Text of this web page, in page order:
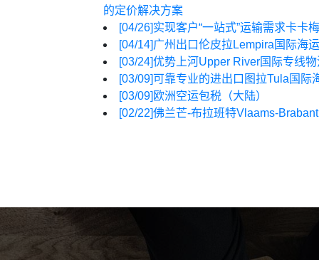
的定价解决方案
[04/26]实现客户“一站式”运输需求卡卡
[04/14]广州出口伦皮拉Lempira国际海
[03/24]优势上河Upper River国际专线
[03/09]可靠专业的进出口图拉Tula国际
[03/09] 欧洲空运包税（大陆）
[02/22]佛兰芒-布拉班特Vlaams-